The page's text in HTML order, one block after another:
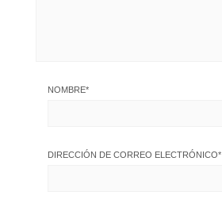
NOMBRE*
DIRECCIÓN DE CORREO ELECTRÓNICO*